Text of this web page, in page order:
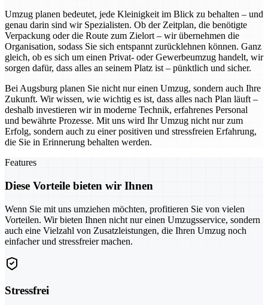
Umzug planen bedeutet, jede Kleinigkeit im Blick zu behalten – und
genau darin sind wir Spezialisten. Ob der Zeitplan, die benötigte
Verpackung oder die Route zum Zielort – wir übernehmen die
Organisation, sodass Sie sich entspannt zurücklehnen können. Ganz
gleich, ob es sich um einen Privat- oder Gewerbeumzug handelt, wir
sorgen dafür, dass alles an seinem Platz ist – pünktlich und sicher.
Bei Augsburg planen Sie nicht nur einen Umzug, sondern auch Ihre
Zukunft. Wir wissen, wie wichtig es ist, dass alles nach Plan läuft –
deshalb investieren wir in moderne Technik, erfahrenes Personal
und bewährte Prozesse. Mit uns wird Ihr Umzug nicht nur zum
Erfolg, sondern auch zu einer positiven und stressfreien Erfahrung,
die Sie in Erinnerung behalten werden.
Features
Diese Vorteile bieten wir Ihnen
Wenn Sie mit uns umziehen möchten, profitieren Sie von vielen
Vorteilen. Wir bieten Ihnen nicht nur einen Umzugsservice, sondern
auch eine Vielzahl von Zusatzleistungen, die Ihren Umzug noch
einfacher und stressfreier machen.
Stressfrei